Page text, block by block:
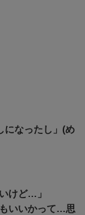
になったし」(め
けど…」
いいかって…思